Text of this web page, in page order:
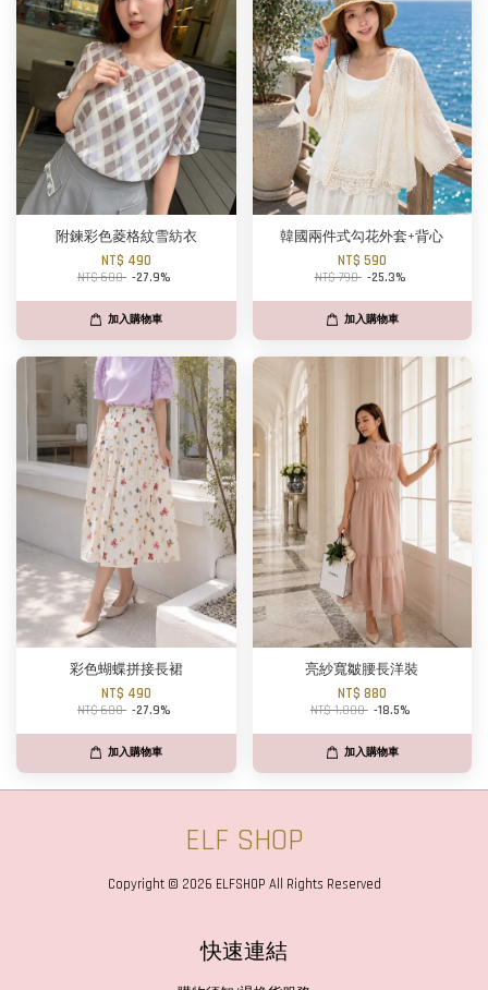
附鍊彩色菱格紋雪紡衣
NT$ 490
NT$ 680 -27.9%
加入購物車
韓國兩件式勾花外套+背心
NT$ 590
NT$ 790 -25.3%
加入購物車
彩色蝴蝶拼接長裙
NT$ 490
NT$ 680 -27.9%
加入購物車
亮紗寬皺腰長洋裝
NT$ 880
NT$ 1,080 -18.5%
加入購物車
ELF SHOP
Copyright © 2026 ELFSHOP All Rights Reserved
快速連結